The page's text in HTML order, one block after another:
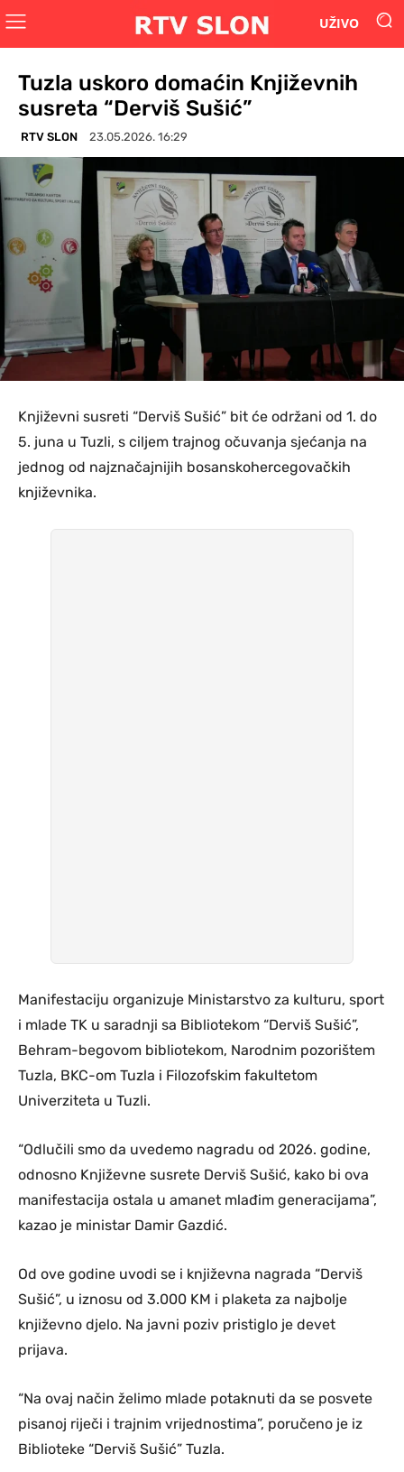
UŽIVO
Tuzla uskoro domaćin Književnih
susreta “Derviš Sušić”
RTV SLON 23.05.2026. 16:29
Književni susreti “Derviš Sušić” bit će održani od 1. do
5. juna u Tuzli, s ciljem trajnog očuvanja sjećanja na
jednog od najznačajnijih bosanskohercegovačkih
književnika.
Manifestaciju organizuje Ministarstvo za kulturu, sport
i mlade TK u saradnji sa Bibliotekom “Derviš Sušić”,
Behram-begovom bibliotekom, Narodnim pozorištem
Tuzla, BKC-om Tuzla i Filozofskim fakultetom
Univerziteta u Tuzli.
“Odlučili smo da uvedemo nagradu od 2026. godine,
odnosno Književne susrete Derviš Sušić, kako bi ova
manifestacija ostala u amanet mlađim generacijama”,
kazao je ministar Damir Gazdić.
Od ove godine uvodi se i književna nagrada “Derviš
Sušić”, u iznosu od 3.000 KM i plaketa za najbolje
književno djelo. Na javni poziv pristiglo je devet
prijava.
“Na ovaj način želimo mlade potaknuti da se posvete
pisanoj riječi i trajnim vrijednostima”, poručeno je iz
Biblioteke “Derviš Sušić” Tuzla.